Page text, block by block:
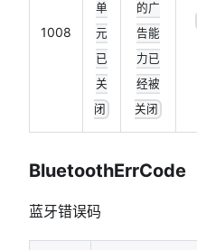
1008
单
元
已
关
闭
的广
告能
力已
经被
关闭
BluetoothErrCode
蓝牙错误码